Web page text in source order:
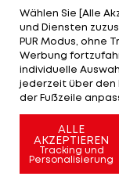
Bestenliste mit
Justine Henin
gleich und liegt
Weltrangliste
Agnieszka
weiter die
Mehr
Wählen Sie [Alle
und Diensten
PUR Modus, ohne
Werbung
individuelle
jederzeit über den
der Fußzeile
ALLE
AKZEPTIEREN
Tracking und
Personalisierung